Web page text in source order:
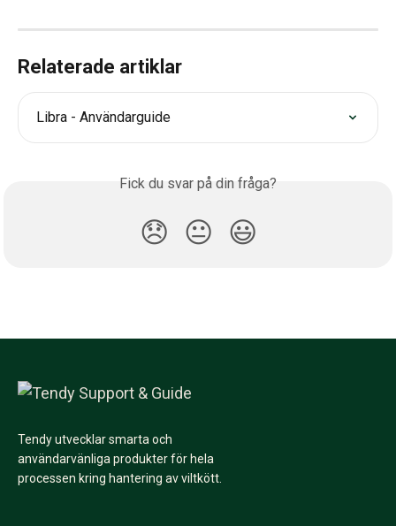
Relaterade artiklar
Libra - Användarguide
Fick du svar på din fråga?
😞 😐 😃
Tendy utvecklar smarta och
användarvänliga produkter för hela
processen kring hantering av viltkött.